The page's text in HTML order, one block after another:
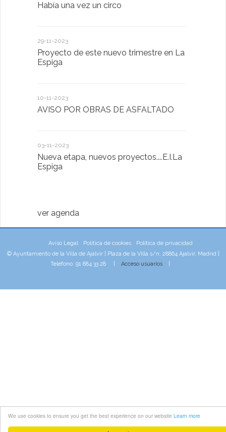
We use cookies to ensure you get the best experience on our website Learn more
Había una vez un circo
29-11-2023
Proyecto de este nuevo trimestre en La
Espiga
10-11-2023
AVISO POR OBRAS DE ASFALTADO
03-11-2023
Nueva etapa, nuevos proyectos....E.I.La
Espiga
ver agenda
Aviso Legal Política de cookies
Política de privacidad
© Ayuntamiento de la Villa de Ajalvir | Plaza de la Villa s/n, 28864 Ajalvir, Madrid |
Teléfono: 91 884 33 28 | Acceso usuarios|